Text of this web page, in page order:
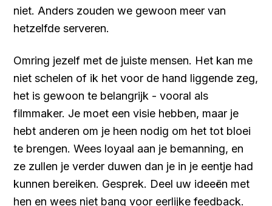
niet. Anders zouden we gewoon meer van
hetzelfde serveren.
Omring jezelf met de juiste mensen. Het kan me
niet schelen of ik het voor de hand liggende zeg,
het is gewoon te belangrijk - vooral als
filmmaker. Je moet een visie hebben, maar je
hebt anderen om je heen nodig om het tot bloei
te brengen. Wees loyaal aan je bemanning, en
ze zullen je verder duwen dan je in je eentje had
kunnen bereiken. Gesprek. Deel uw ideeën met
hen en wees niet bang voor eerlijke feedback.